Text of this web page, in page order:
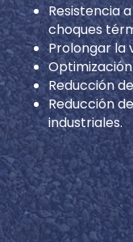
Resistencia
choques
Prolongar la
Reducción
Reducción
industriales.